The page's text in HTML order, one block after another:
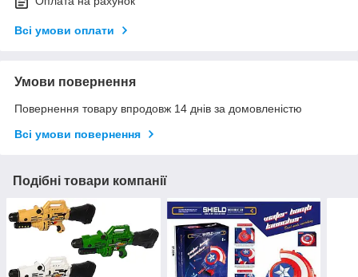
Всі умови оплати
Умови повернення
Повернення товару впродовж 14 днів за домовленістю
Всі умови повернення
Подібні товари компанії